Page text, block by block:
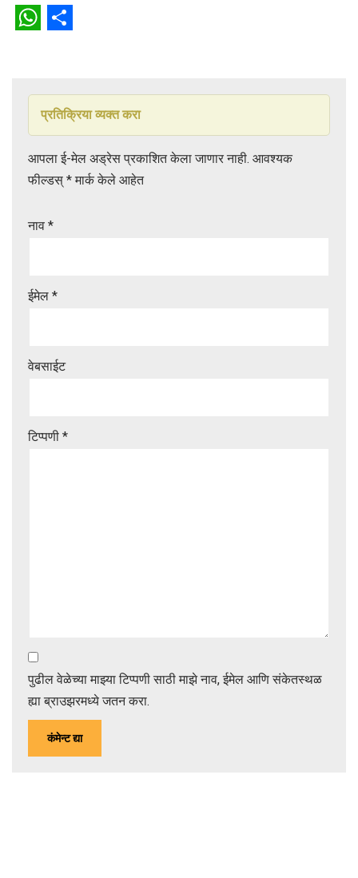
a
A
p
a
r
e
प्रतिक्रिया व्यक्त करा
आपला ई-मेल अड्रेस प्रकाशित केला जाणार नाही. आवश्यक
फील्डस् *मार्क केले आहेत
नाव *
ईमेल *
वेबसाईट
टिप्पणी *
पुढील वेळेच्या माझ्या टिप्पणी साठी माझे नाव, ईमेल आणि संकेतस्थळ
ह्या ब्राउझरमध्ये जतन करा.